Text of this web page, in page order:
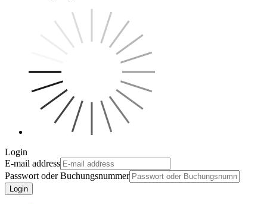
Login
E-mail address
Passwort oder Buchungsnummer
Login